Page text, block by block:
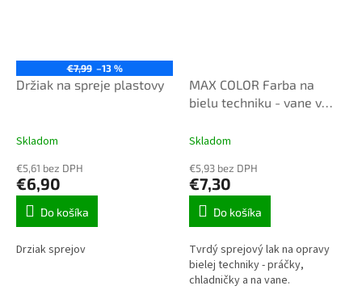
€7,99 –13 %
Držiak na spreje plastovy
Skladom
€5,61 bez DPH
€6,90
Do košíka
Drziak sprejov
MAX COLOR Farba na
bielu techniku - vane v
0006815
Skladom
€5,93 bez DPH
€7,30
Do košíka
Tvrdý sprejový lak na opravy
bielej techniky - práčky,
chladničky a na vane.